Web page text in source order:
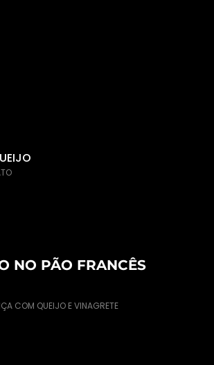
NO PÃO FRANCÊS
COM QUEIJO E VINAGRETE